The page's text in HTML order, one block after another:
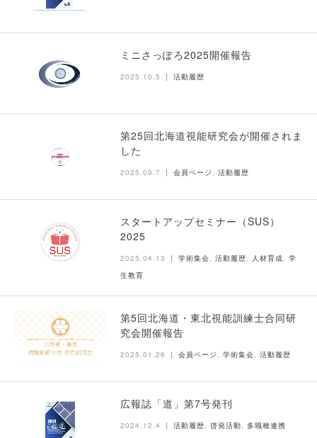
ミニさっぽろ2025開催報告
2025.10.5 活動履歴
第25回北海道視能研究会が開催されま
した
2025.09.7 会員ページ , 活動履歴
スタートアップセミナー（SUS）
2025
2025.04.13 学術集会, 活動履歴, 人材育成, 学
生教育
第5回北海道・東北視能訓練士合同研
究会開催報告
2025.01.26 会員ページ , 学術集会, 活動履歴
広報誌「道」第7号発刊
2024.12.4 活動履歴 啓発活動 多職種連携